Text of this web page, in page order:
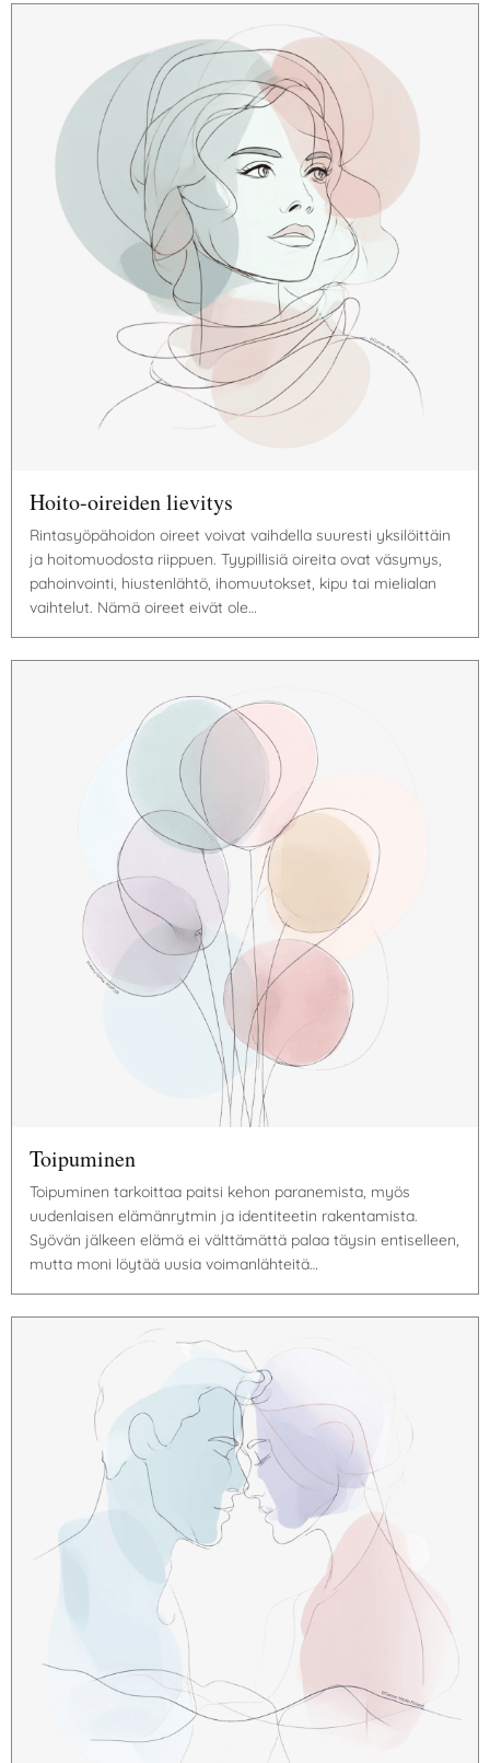
Hoito-oireiden lievitys
Rintasyöpähoidon oireet voivat vaihdella suuresti yksilöittäin
ja hoitomuodosta riippuen. Tyypillisiä oireita ovat väsymys,
pahoinvointi, hiustenlähtö, ihomuutokset, kipu tai mielialan
vaihtelut. Nämä oireet eivät ole…
Toipuminen
Toipuminen tarkoittaa paitsi kehon paranemista, myös
uudenlaisen elämänrytmin ja identiteetin rakentamista.
Syövän jälkeen elämä ei välttämättä palaa täysin entiselleen,
mutta moni löytää uusia voimanlähteitä…